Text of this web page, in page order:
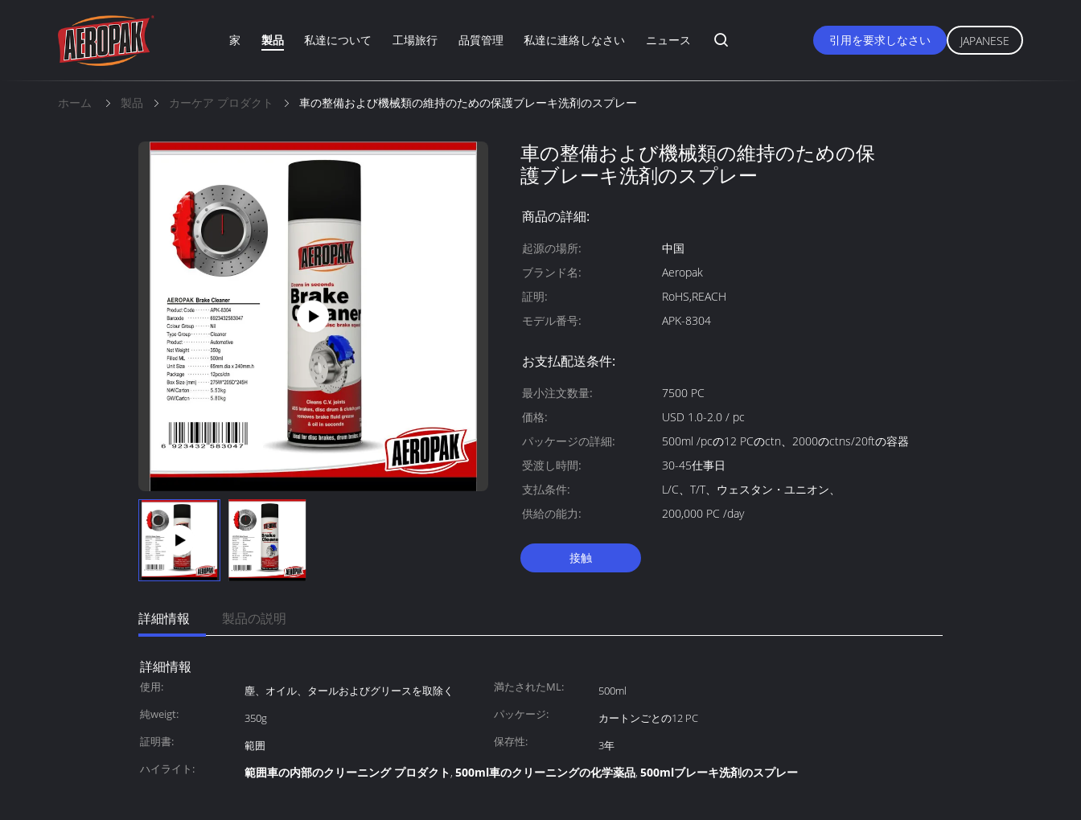
家 製品 私達について 工場旅行 品質管理 私達に連絡しなさい ニュース 引用を要求しなさい JAPANESE
ホーム 製品 カーケア プロダクト 車の整備および機械類の維持のための保護ブレーキ洗剤のスプレー
車の整備および機械類の維持のための保
護ブレーキ洗剤のスプレー
商品の詳細:
起源の場所:
中国
ブランド名:
Aeropak
証明:
RoHS,REACH
モデル番号:
APK-8304
お支払配送条件:
最小注文数量:
7500 PC
価格:
USD 1.0-2.0 / pc
パッケージの詳細:
500ml /pcの12 PCのctn、2000のctns/20ftの容器
受渡し時間:
30-45仕事日
支払条件:
L/C、T/T、ウェスタン・ユニオン、
供給の能力:
200,000 PC /day
接触
詳細情報 製品の説明
詳細情報
使用: 塵、オイル、タールおよびグリースを取除く 満たされたML:
500ml
純weigt:
350g パッケージ:
カートンごとの12 PC
証明書:
範囲 保存性:
3年
ハイライト:
範囲車の内部のクリーニング プロダクト, 500ml車のクリーニングの化学薬品, 500mlブレーキ洗剤のスプレー